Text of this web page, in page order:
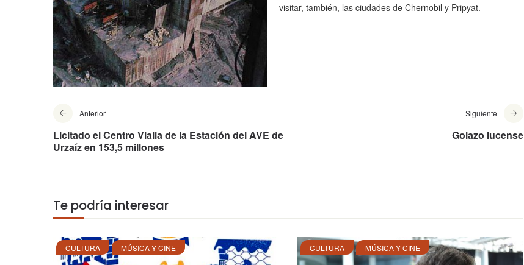
visitar, también, las ciudades de Chernobil y Pripyat.
Anterior
Licitado el Centro Vialia de la Estación del AVE de
Urzaíz en 153,5 millones
Siguiente
Golazo lucense
Te podría interesar
CULTURA MÚSICA Y CINE CULTURA MÚSICA Y CINE